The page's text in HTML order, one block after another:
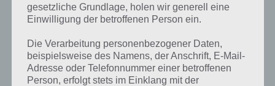
Duolingo Screenshot
von der App
vorgegeben und ohne vorgegebene
Wörter. Bei anderen Aufgaben musst
du den gesprochenen Text richtig
schreiben. Die Aussprache kannst du dir dabei stets anhören, aber
ob du die Sprache dann richtig sprichst, kann dir Duolingo natürlich
nicht sagen.
gesetzliche Grundlage, holen wir generell eine
Einwilligung der betroffenen Person ein.
Die Verarbeitung personenbezogener Daten,
beispielsweise des Namens, der Anschrift, E-Mail-
Adresse oder Telefonnummer einer betroffenen
Person, erfolgt stets im Einklang mit der